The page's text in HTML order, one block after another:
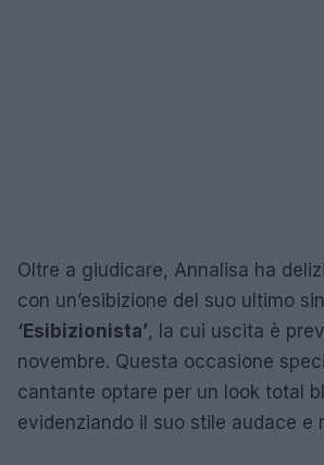
Oltre a giudicare, Annalisa ha
con un’esibizione del suo ultimo
‘Esibizionista’, la cui uscita è
novembre. Questa occasione
cantante optare per un look total
evidenziando il suo stile audace e